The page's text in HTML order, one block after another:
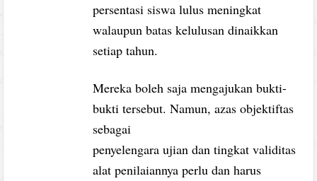
persentasi siswa lulus meningkat
walaupun batas kelulusan dinaikkan
setiap tahun.
Mereka boleh saja mengajukan bukti-
bukti tersebut. Namun, azas objektiftas
sebagai
penyelengara ujian dan tingkat validitas
alat penilaiannya perlu dan harus